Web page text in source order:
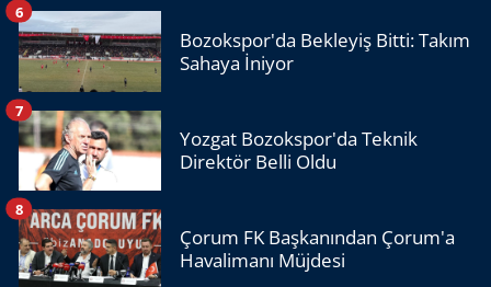
Bozokspor'da Bekleyiş Bitti: Takım
Sahaya İniyor
6
Yozgat Bozokspor'da Teknik
Direktör Belli Oldu
7
Çorum FK Başkanından Çorum'a
Havalimanı Müjdesi
8